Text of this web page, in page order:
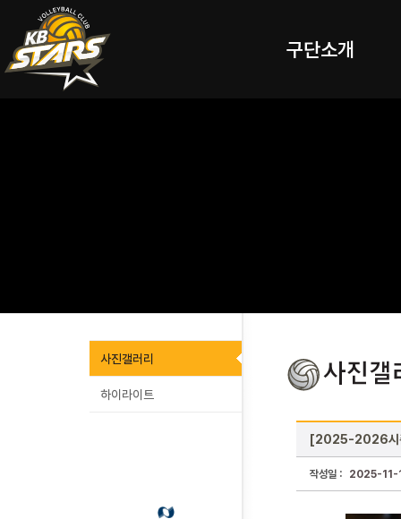
구단소개
사진갤러리
하이라이트
[2025-2026시
작성일 : 2025-11-